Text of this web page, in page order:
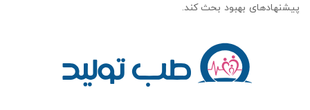
پیشنهادهای بهبود بحث کند.